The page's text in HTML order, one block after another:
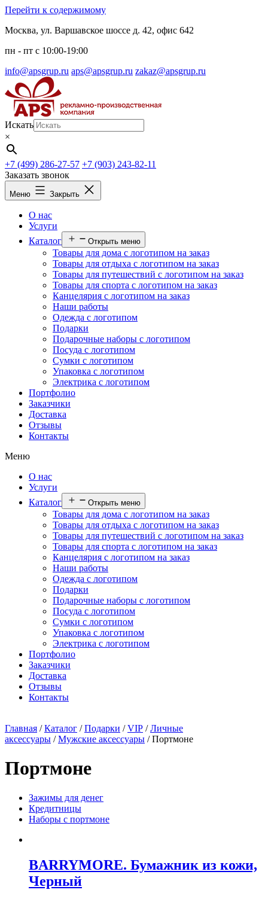
Перейти к содержимому
Москва, ул. Варшавское шоссе д. 42, офис 642
пн - пт c 10:00-19:00
info@apsgrup.ru aps@apsgrup.ru zakaz@apsgrup.ru
Искать
×
+7 (499) 286-27-57 +7 (903) 243-82-11
Заказать звонок
Меню Закрыть
О нас
Услуги
Каталог
Открыть меню
Товары для дома с логотипом на заказ
Товары для отдыха с логотипом на заказ
Товары для путешествий с логотипом на заказ
Товары для спорта с логотипом на заказ
Канцелярия с логотипом на заказ
Наши работы
Одежда с логотипом
Подарки
Подарочные наборы с логотипом
Посуда с логотипом
Сумки с логотипом
Упаковка с логотипом
Электрика с логотипом
Портфолио
Заказчики
Доставка
Отзывы
Контакты
Меню
О нас
Услуги
Каталог
Открыть меню
Товары для дома с логотипом на заказ
Товары для отдыха с логотипом на заказ
Товары для путешествий с логотипом на заказ
Товары для спорта с логотипом на заказ
Канцелярия с логотипом на заказ
Наши работы
Одежда с логотипом
Подарки
Подарочные наборы с логотипом
Посуда с логотипом
Сумки с логотипом
Упаковка с логотипом
Электрика с логотипом
Портфолио
Заказчики
Доставка
Отзывы
Контакты
Главная /Каталог /Подарки /VIP /Личные
аксессуары /Мужские аксессуары / Портмоне
Портмоне
Зажимы для денег
Кредитницы
Наборы с портмоне
BARRYMORE. Бумажник из кожи,
Черный